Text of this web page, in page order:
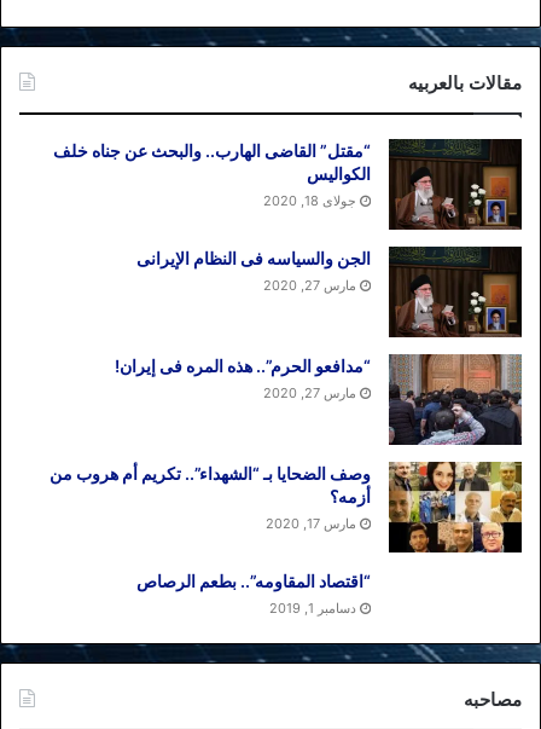
مقالات بالعربیه
“مقتل” القاضی الهارب.. والبحث عن جناه خلف
الکوالیس
جولای 18, 2020
الجن والسیاسه فی النظام اﻹیرانی
مارس 27, 2020
“مدافعو الحرم”.. هذه المره فی إیران!
مارس 27, 2020
وصف الضحایا بـ “الشهداء”.. تکریم أم هروب من
أزمه؟
مارس 17, 2020
“اقتصاد المقاومه”.. بطعم الرصاص
دسامبر 1, 2019
مصاحبه